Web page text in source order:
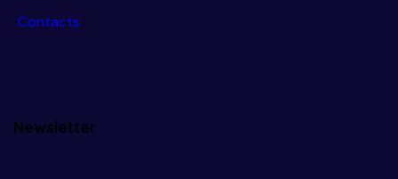
Contacts
Newsletter